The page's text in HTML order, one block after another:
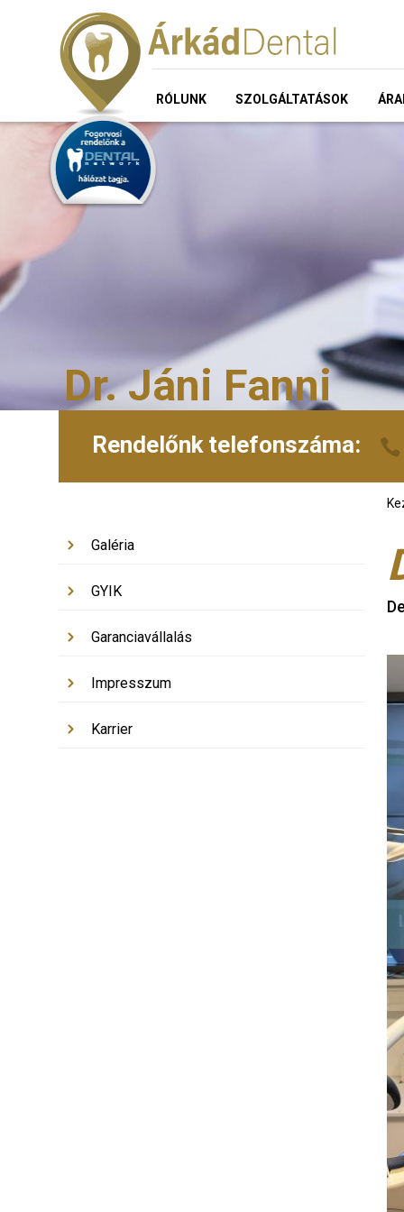
RÓLUNK SZOLGÁLTATÁSOK
Dr. Jáni Fanni
Rendelőnk telefonszáma:
Galéria
GYIK
Garanciavállalás
Impresszum
Karrier